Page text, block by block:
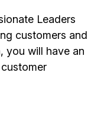
Leaders
customers and
you will have an